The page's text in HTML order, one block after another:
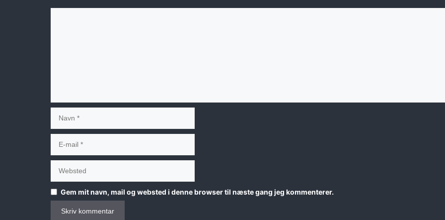
mail
Gem mit navn, mail og websted i denne browser til næste gang jeg kommenterer.